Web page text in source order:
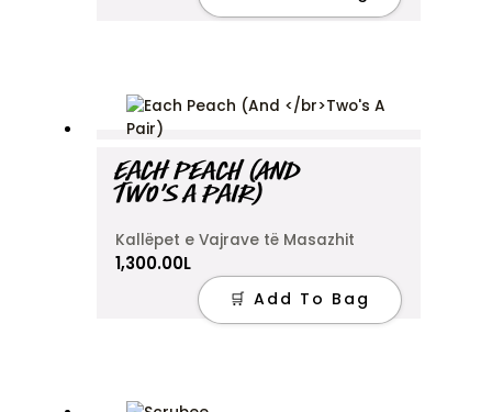
may
EACH PEACH (AND
TWO’S A PAIR)
Kallëpet e Vajrave të Masazhit
1,300.00L
🛒 Add To Bag